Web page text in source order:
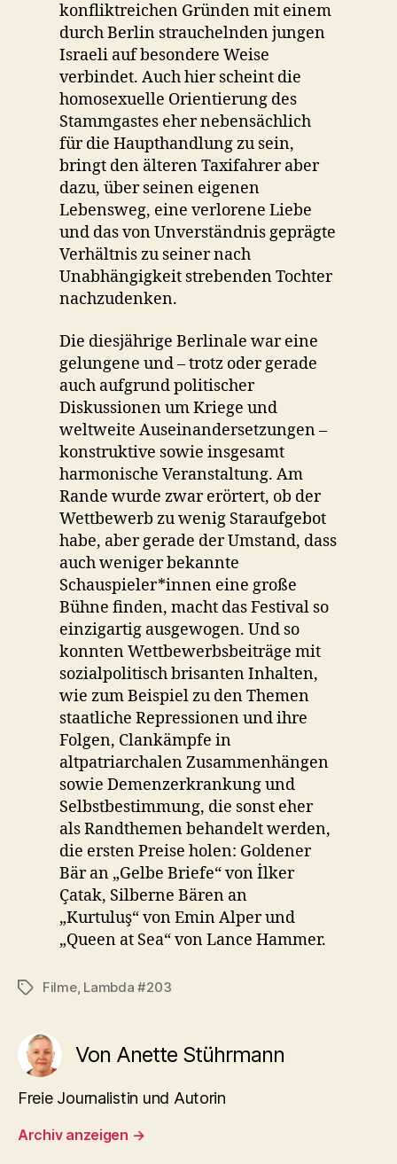
konfliktreichen Gründen mit einem
durch Berlin strauchelnden jungen
Israeli auf besondere Weise
verbindet. Auch hier scheint die
homosexuelle Orientierung des
Stammgastes eher nebensächlich
für die Haupthandlung zu sein,
bringt den älteren Taxifahrer aber
dazu, über seinen eigenen
Lebensweg, eine verlorene Liebe
und das von Unverständnis geprägte
Verhältnis zu seiner nach
Unabhängigkeit strebenden Tochter
nachzudenken.
Die diesjährige Berlinale war eine
gelungene und – trotz oder gerade
auch aufgrund politischer
Diskussionen um Kriege und
weltweite Auseinandersetzungen –
konstruktive sowie insgesamt
harmonische Veranstaltung. Am
Rande wurde zwar erörtert, ob der
Wettbewerb zu wenig Staraufgebot
habe, aber gerade der Umstand, dass
auch weniger bekannte
Schauspieler*innen eine große
Bühne finden, macht das Festival so
einzigartig ausgewogen. Und so
konnten Wettbewerbsbeiträge mit
sozialpolitisch brisanten Inhalten,
wie zum Beispiel zu den Themen
staatliche Repressionen und ihre
Folgen, Clankämpfe in
altpatriarchalen Zusammenhängen
sowie Demenzerkrankung und
Selbstbestimmung, die sonst eher
als Randthemen behandelt werden,
die ersten Preise holen: Goldener
Bär an „Gelbe Briefe“ von İlker
Çatak, Silberne Bären an
„Kurtuluş“ von Emin Alper und
„Queen at Sea“ von Lance Hammer.
Schlagwörter
Filme, Lambda #203
Von Anette Stührmann
Freie Journalistin und Autorin
Archiv anzeigen →